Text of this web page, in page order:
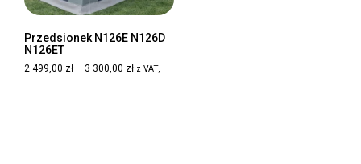
Przedsionek N126E N126D
N126ET
2 499,00 zł – 3 300,00 złZakres
z VAT,